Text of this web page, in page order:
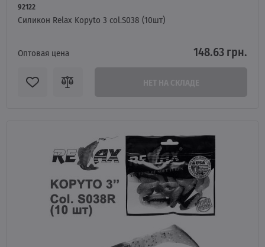
92122
Силикон Relax Kopyto 3 col.S038 (10шт)
Оптовая цена 148.63 грн.